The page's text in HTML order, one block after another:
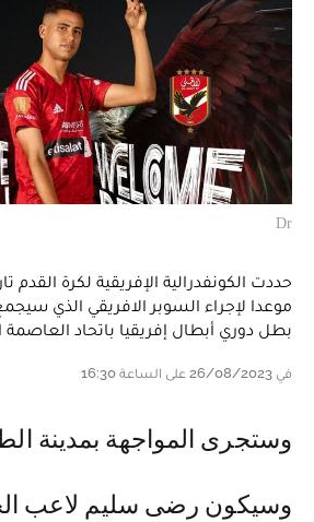
Dr
موعدا لإجراء السوبر الافريقي الذي
بطل دوري أبطال إفريقيا باتحاد العاصمة
في 26/08/2023 على الساعة 16:30
و ستجرى المواجهة بمدينة
وسيكون رضى سليم لاعب